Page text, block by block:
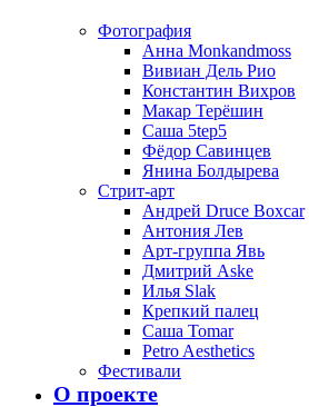
Фотография
Анна Monkandmoss
Вивиан Дель Рио
Константин Вихров
Макар Терёшин
Саша 5tep5
Фёдор Савинцев
Янина Болдырева
Стрит-арт
Андрей Druce Boxcar
Антония Лев
Арт-группа Явь
Дмитрий Aske
Илья Slak
Крепкий палец
Саша Tomar
Petro Aesthetics
Фестивали
О проекте